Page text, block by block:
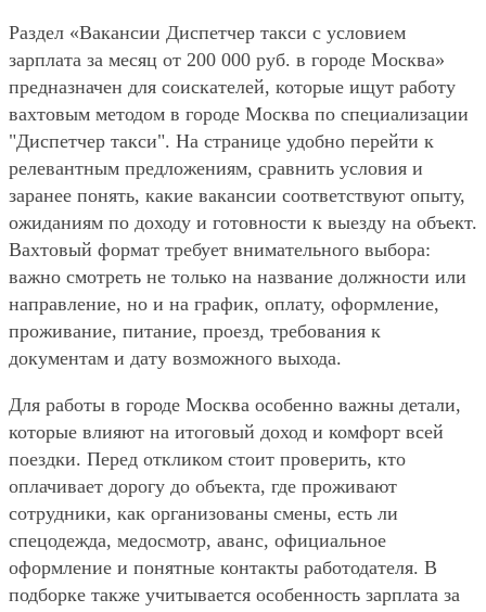
Раздел «Вакансии Диспетчер такси с условием
зарплата за месяц от 200 000 руб. в городе Москва»
предназначен для соискателей, которые ищут работу
вахтовым методом в городе Москва по специализации
"Диспетчер такси". На странице удобно перейти к
релевантным предложениям, сравнить условия и
заранее понять, какие вакансии соответствуют опыту,
ожиданиям по доходу и готовности к выезду на объект.
Вахтовый формат требует внимательного выбора:
важно смотреть не только на название должности или
направление, но и на график, оплату, оформление,
проживание, питание, проезд, требования к
документам и дату возможного выхода.
Для работы в городе Москва особенно важны детали,
которые влияют на итоговый доход и комфорт всей
поездки. Перед откликом стоит проверить, кто
оплачивает дорогу до объекта, где проживают
сотрудники, как организованы смены, есть ли
спецодежда, медосмотр, аванс, официальное
оформление и понятные контакты работодателя. В
подборке также учитывается особенность зарплата за